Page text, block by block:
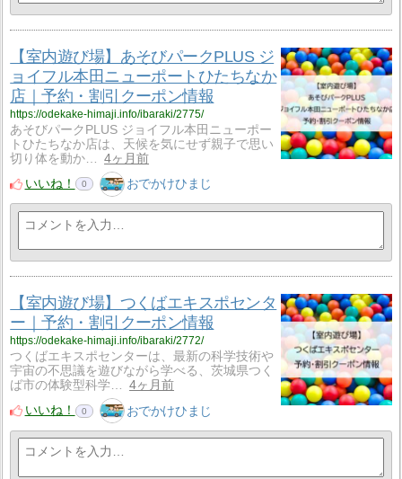
【室内遊び場】あそびパークPLUS ジ
ョイフル本田ニューポートひたちなか
店｜予約・割引クーポン情報
https://odekake-himaji.info/ibaraki/2775/
あそびパークPLUS ジョイフル本田ニューポー
トひたちなか店は、天候を気にせず親子で思い
切り体を動か…
4ヶ月前
いいね！
0 おでかけひまじ
【室内遊び場】つくばエキスポセンタ
ー｜予約・割引クーポン情報
https://odekake-himaji.info/ibaraki/2772/
つくばエキスポセンターは、最新の科学技術や
宇宙の不思議を遊びながら学べる、茨城県つく
ば市の体験型科学…
4ヶ月前
いいね！
0 おでかけひまじ